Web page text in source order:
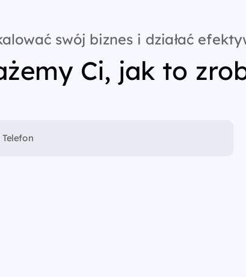
swój biznes i działać
Ci, jak to
Telefon